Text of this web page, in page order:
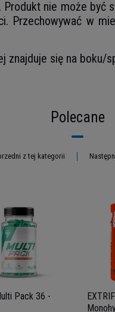
nie może być
Przechowywać w
znajduje się na boku/
Polecane
z tej kategorii
Pack 36 -